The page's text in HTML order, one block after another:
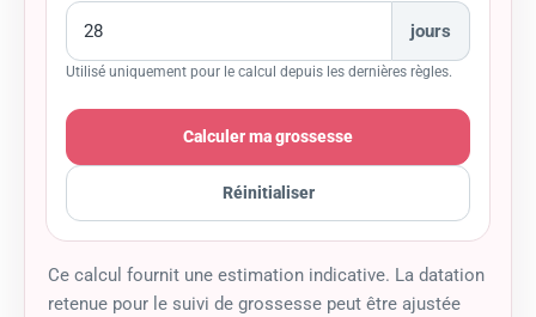
jours
Utilisé uniquement pour le calcul depuis les dernières règles.
Calculer ma grossesse
Réinitialiser
Ce calcul fournit une estimation indicative. La datation
retenue pour le suivi de grossesse peut être ajustée